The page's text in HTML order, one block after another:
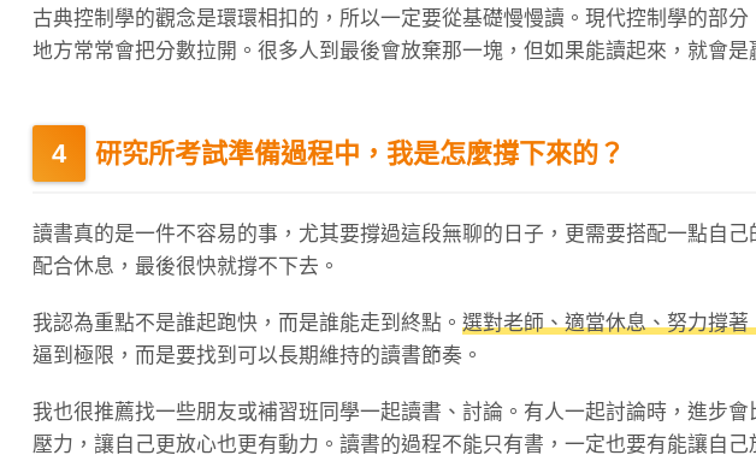
古典控制學的觀念是環環相扣的，所以一定要從基礎慢慢讀。現代控制學的部
地方常常會把分數拉開。很多人到最後會放棄那一塊，但如果能讀起來，就會是
研究所考試準備過程中，我是怎麼撐下來的？
讀書真的是一件不容易的事，尤其要撐過這段無聊的日子，更需要搭配一點自
配合休息，最後很快就撐不下去。
我認為重點不是誰起跑快，而是誰能走到終點。 選對老師、適當休息、努力撐
逼到極限，而是要找到可以長期維持的讀書節奏。
我也很推薦找一些朋友或補習班同學一起讀書、討論。有人一起討論時，進步
壓力，讓自己更放心也更有動力。讀書的過程不能只有書，一定也要有能讓自己